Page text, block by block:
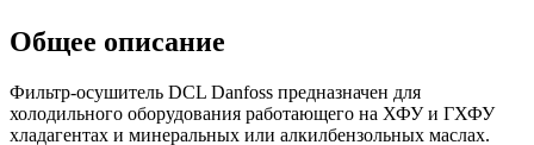
Общее описание
Фильтр-осушитель DCL Danfoss предназначен для
холодильного оборудования работающего на ХФУ и ГХФУ
хладагентах и минеральных или алкилбензольных маслах.